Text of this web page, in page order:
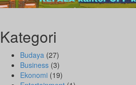
Kategori
Budaya (27)
Business (3)
Ekonomi (19)